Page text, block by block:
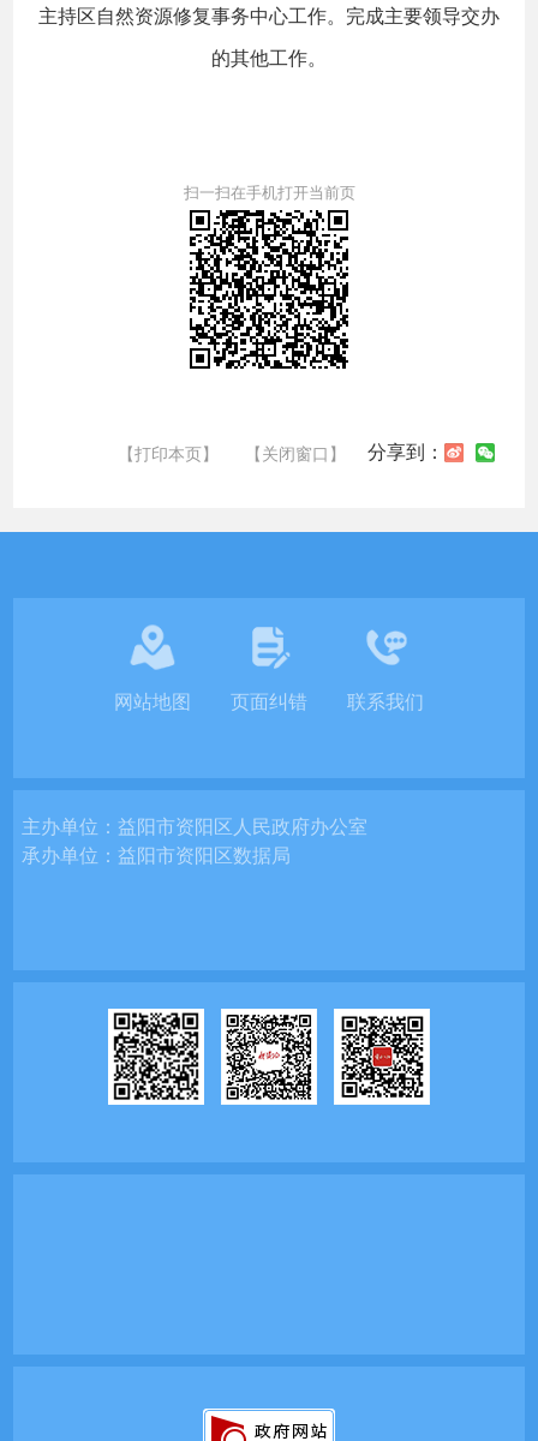
主持区自然资源修复事务中心工作。完成主要领导交办
的其他工作。
扫一扫在手机打开当前页
【打印本页】 【关闭窗口】 分享到：
网站地图 页面纠错 联系我们
主办单位：益阳市资阳区人民政府办公室
承办单位：益阳市资阳区数据局